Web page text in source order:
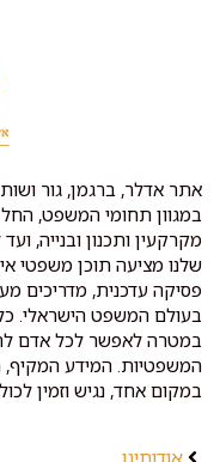
אתר אדלר, ברגמן, גור
במגוון תחומי המשפט,
מקרקעין ותכנון ובנייה,
שלנו מציעה תוכן משפטי
פסיקה עדכנית, מדריכים
בעולם המשפט הישראלי.
במטרה לאפשר לכל אדם
המשפטיות. המידע המקיף,
במקום אחד, נגיש וזמין